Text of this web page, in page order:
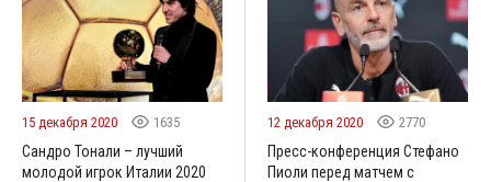
15 декабря 2020 1635
Сандро Тонали – лучший
молодой игрок Италии 2020
12 декабря 2020 2770
Пресс-конференция Стефано
Пиоли перед матчем с